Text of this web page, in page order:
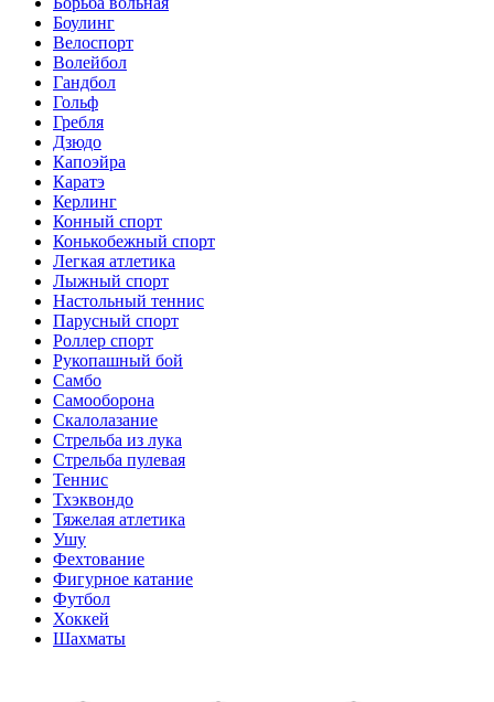
Боулинг
Велоспорт
Волейбол
Гандбол
Гольф
Гребля
Дзюдо
Капоэйра
Каратэ
Керлинг
Конный спорт
Конькобежный спорт
Легкая атлетика
Лыжный спорт
Настольный теннис
Парусный спорт
Роллер спорт
Рукопашный бой
Самбо
Самооборона
Скалолазание
Стрельба из лука
Стрельба пулевая
Теннис
Тхэквондо
Тяжелая атлетика
Ушу
Фехтование
Фигурное катание
Футбол
Хоккей
Шахматы